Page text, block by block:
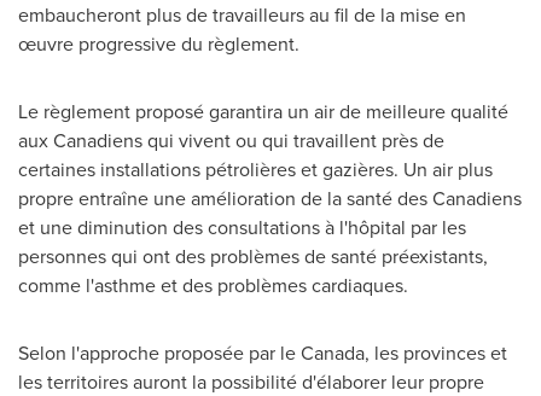
embaucheront plus de travailleurs au fil de la mise en
œuvre progressive du règlement.
Le règlement proposé garantira un air de meilleure qualité
aux Canadiens qui vivent ou qui travaillent près de
certaines installations pétrolières et gazières. Un air plus
propre entraîne une amélioration de la santé des Canadiens
et une diminution des consultations à l'hôpital par les
personnes qui ont des problèmes de santé préexistants,
comme l'asthme et des problèmes cardiaques.
Selon l'approche proposée par le Canada, les provinces et
les territoires auront la possibilité d'élaborer leur propre